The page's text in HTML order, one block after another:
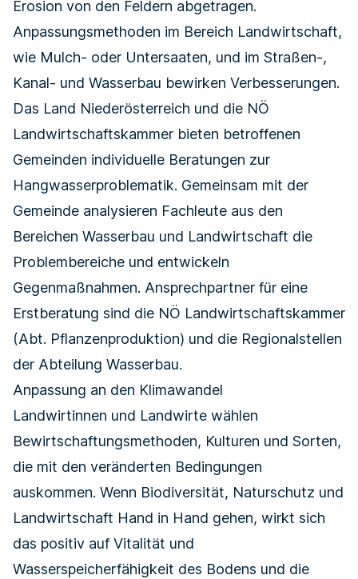
Erosion von den Feldern abgetragen.
Anpassungsmethoden im Bereich Landwirtschaft,
wie Mulch- oder Untersaaten, und im Straßen-,
Kanal- und Wasserbau bewirken Verbesserungen.
Das Land Niederösterreich und die NÖ
Landwirtschaftskammer bieten betroffenen
Gemeinden individuelle Beratungen zur
Hangwasserproblematik. Gemeinsam mit der
Gemeinde analysieren Fachleute aus den
Bereichen Wasserbau und Landwirtschaft die
Problembereiche und entwickeln
Gegenmaßnahmen. Ansprechpartner für eine
Erstberatung sind die NÖ Landwirtschaftskammer
(Abt. Pflanzenproduktion) und die Regionalstellen
der Abteilung Wasserbau.
Anpassung an den Klimawandel
Landwirtinnen und Landwirte wählen
Bewirtschaftungsmethoden, Kulturen und Sorten,
die mit den veränderten Bedingungen
auskommen. Wenn Biodiversität, Naturschutz und
Landwirtschaft Hand in Hand gehen, wirkt sich
das positiv auf Vitalität und
Wasserspeicherfähigkeit des Bodens und die